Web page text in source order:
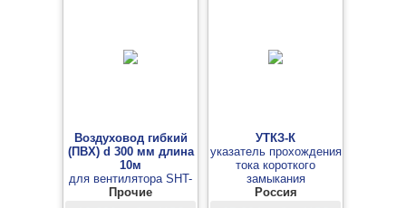
Воздуховод гибкий
(ПВХ) d 300 мм длина
10м
для вентилятора SHT-
30
Прочие
УТКЗ-К
указатель прохождения
тока короткого
замыкания
Россия